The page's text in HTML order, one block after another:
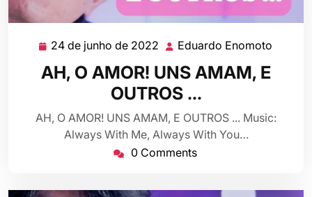
24 de junho de 2022 24
de
junho
de
2022
Eduardo Enomoto
AH, O AMOR! UNS AMAM, E
OUTROS …
AH, O AMOR! UNS AMAM, E OUTROS ... Music:
Always With Me, Always With You…
0 Comments